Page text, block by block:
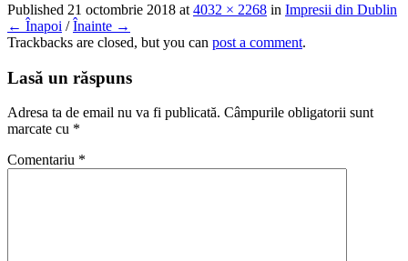
Published 21 octombrie 2018 at 4032 × 2268 in Impresii din Dublin
← Înapoi /Înainte →
Trackbacks are closed, but you can post a comment.
Lasă un răspuns
Adresa ta de email nu va fi publicată. Câmpurile obligatorii sunt
marcate cu *
Comentariu *